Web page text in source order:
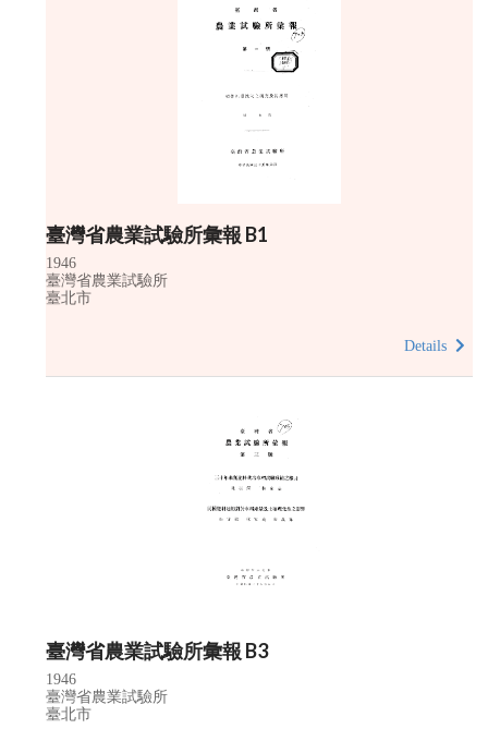
臺灣省農業試驗所彙報 B1
1946
臺灣省農業試驗所
臺北市
Details
臺灣省農業試驗所彙報 B3
1946
臺灣省農業試驗所
臺北市